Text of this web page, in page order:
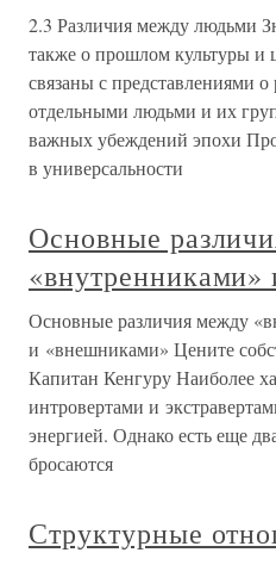
2.3 Различия между людьми
также о прошлом культуры и
связаны с представлениями
отдельными людьми и их
важных убеждений эпохи
в универсальности
Основные
Основные различия между
и «внешниками» Цените
Капитан Кенгуру Наиболее
интровертами и
энергией. Однако есть еще
бросаются
Структурные